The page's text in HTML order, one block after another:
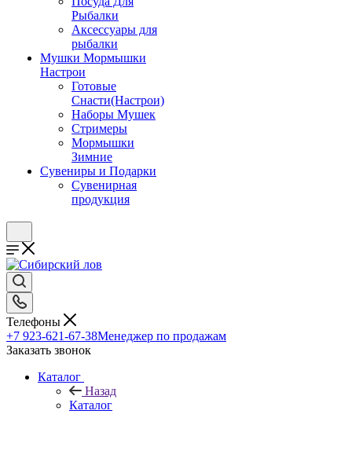
Рыбалки
Аксессуары для
рыбалки
Мушки Мормышки
Настрои
Готовые
Снасти(Настрои)
Наборы Мушек
Стримеры
Мормышки
Зимние
Сувениры и Подарки
Сувенирная
продукция
Телефоны
+7 923-621-67-38Менеджер по продажам
Заказать звонок
Каталог
Назад
Каталог